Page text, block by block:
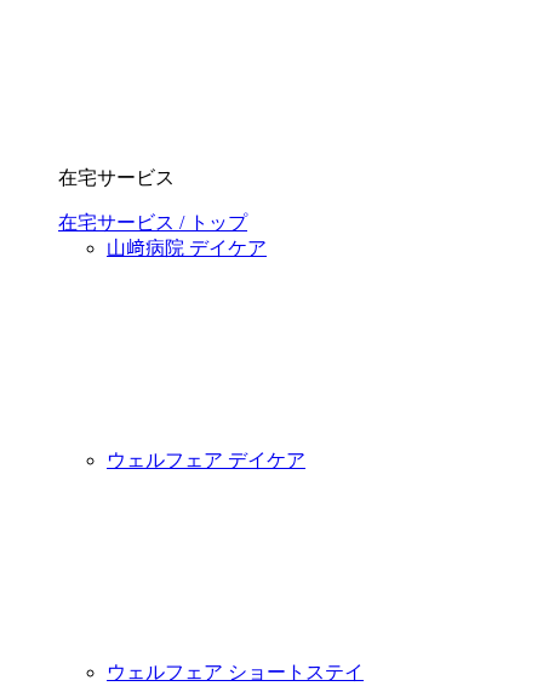
在宅サービス
在宅サービス / トップ
山﨑病院 デイケア
ウェルフェア デイケア
ウェルフェア ショートステイ